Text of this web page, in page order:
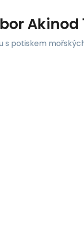
Akinod
potiskem